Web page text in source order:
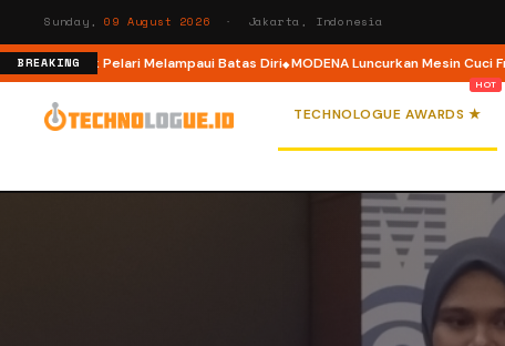
Sunday,09 August 2026 · Jakarta, Indonesia
BREAKING
Ajak Pelari Melampaui Batas Diri MODENA Luncurkan Mesin Cuci Front
TECHNOLOGUE AWARDS ★